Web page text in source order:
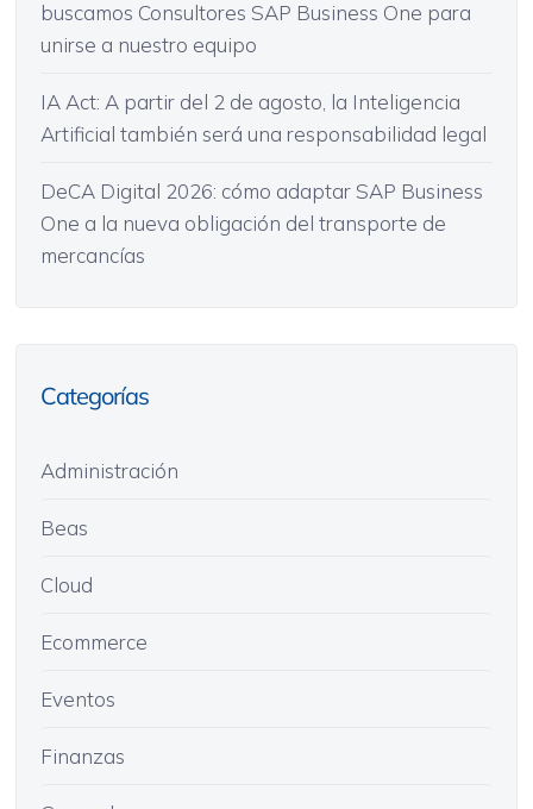
buscamos Consultores SAP Business One para
unirse a nuestro equipo
IA Act: A partir del 2 de agosto, la Inteligencia
Artificial también será una responsabilidad legal
DeCA Digital 2026: cómo adaptar SAP Business
One a la nueva obligación del transporte de
mercancías
Categorías
Administración
Beas
Cloud
Ecommerce
Eventos
Finanzas